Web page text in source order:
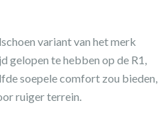
variant van het merk
gelopen te hebben op de R1,
soepele comfort zou bieden,
ruiger terrein.